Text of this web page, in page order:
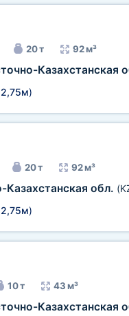
20 т 92 м³
Казахстанская
2,75м)
20 т 92 м³
Казахстанская обл.
2,75м)
10 т 43 м³
Казахстанская